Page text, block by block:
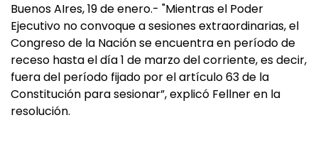
Buenos AIres, 19 de enero.- "Mientras el Poder
Ejecutivo no convoque a sesiones extraordinarias, el
Congreso de la Nación se encuentra en período de
receso hasta el día 1 de marzo del corriente, es decir,
fuera del período fijado por el artículo 63 de la
Constitución para sesionar”, explicó Fellner en la
resolución.